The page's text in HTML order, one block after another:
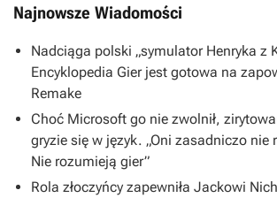
Najnowsze Wiadomości
Nadciąga polski „symulator Henryka z
Encyklopedia Gier jest gotowa na
Remake
Choć Microsoft go nie zwolnił,
gryzie się w język. „Oni zasadniczo nie
Nie rozumieją gier”
Rola złoczyńcy zapewniła Jackowi